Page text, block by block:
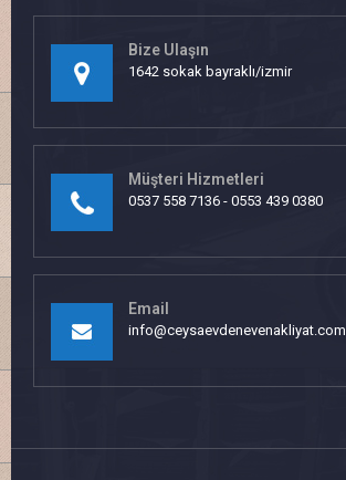
Bize Ulaşın
1642 sokak bayraklı/izmir
Müşteri Hizmetleri
0537 558 7136 - 0553 439 0380
Email
info@ceysaevdenevenakliyat.com